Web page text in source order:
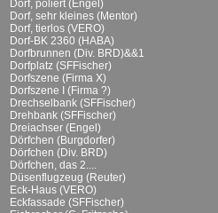
Dorf, poliert (Engel)
Dorf, sehr kleines (Mentor)
Dorf, tierlos (VERO)
Dorf-BK 2360 (HABA)
Dorfbrunnen (Div. BRD)&&1
Dorfplatz (SFFischer)
Dorfszene (Firma X)
Dorfszene I (Firma ?)
Drechselbank (SFFischer)
Drehbank (SFFischer)
Dreiachser (Engel)
Dörfchen (Burgdorfer)
Dörfchen (Div. BRD)
Dörfchen, das 2....
Düsenflugzeug (Reuter)
Eck-Haus (VERO)
Eckfassade (SFFischer)